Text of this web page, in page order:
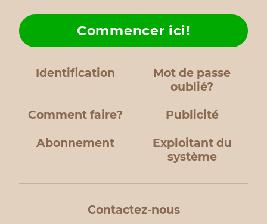
Identification
Mot de passe
oublié?
Comment faire?
Commencer ici!
Publicité
Abonnement
Exploitant du
système
Contactez-nous